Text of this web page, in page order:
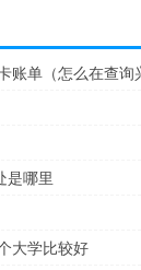
是哪里
大学比较好